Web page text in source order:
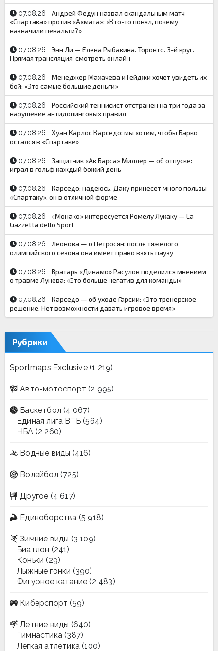
07.08.26
Андрей Федун назвал скандальным матч
«Спартака» против «Ахмата»: «Кто-то понял, почему
назначили пенальти?»
07.08.26
Энн Ли — Елена Рыбакина. Торонто. 3-й круг.
Прямая трансляция: смотреть онлайн
07.08.26
Менеджер Махачева и Гейджи хочет увидеть их
бой: «Это самые большие деньги»
07.08.26
Российский теннисист отстранен на три года за
нарушение антидопинговых правил
07.08.26
Хуан Карлос Карседо: мы хотим, чтобы Барко
остался в «Спартаке»
07.08.26
Защитник «Ак Барса» Миллер — об отпуске:
играл в гольф каждый божий день
07.08.26
Карседо: надеюсь, Даку принесёт много пользы
«Спартаку», он в отличной форме
07.08.26
«Монако» интересуется Ромелу Лукаку — La
Gazzetta dello Sport
07.08.26
Леонова — о Петросян: после тяжёлого
олимпийского сезона она имеет право взять паузу
07.08.26
Вратарь «Динамо» Расулов поделился мнением
о травме Лунева: «Это больше негатив для команды»
07.08.26
Карседо — об уходе Гарсии: «Это тренерское
решение. Нет возможности давать игровое время»
Рубрики
Sportmaps Exclusive(1 219)
Авто-мотоспорт (2 995)
Баскетбол (4 067)
Единая лига ВТБ (564)
НБА (2 260)
Водные виды (416)
Волейбол (725)
Другое (4 617)
Единоборства (5 918)
Зимние виды (3 109)
Биатлон (241)
Коньки (29)
Лыжные гонки (390)
Фигурное катание (2 483)
Киберспорт (59)
Летние виды (640)
Гимнастика (387)
Легкая атлетика (100)